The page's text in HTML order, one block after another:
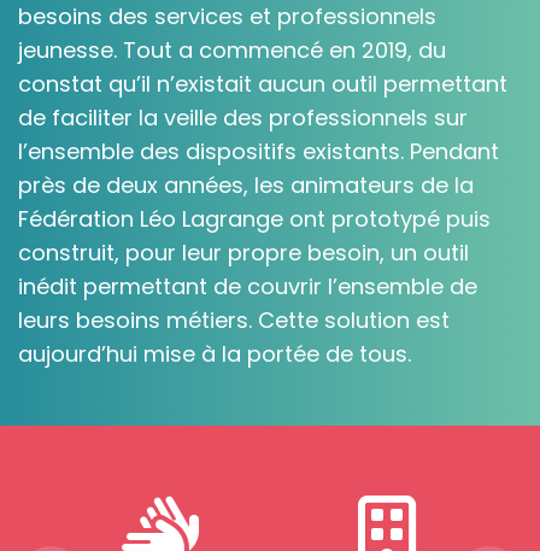
besoins des services et professionnels
jeunesse. Tout a commencé en 2019, du
constat qu’il n’existait aucun outil permettant
de faciliter la veille des professionnels sur
l’ensemble des dispositifs existants. Pendant
près de deux années, les animateurs de la
Fédération Léo Lagrange ont prototypé puis
construit, pour leur propre besoin, un outil
inédit permettant de couvrir l’ensemble de
leurs besoins métiers. Cette solution est
aujourd’hui mise à la portée de tous.